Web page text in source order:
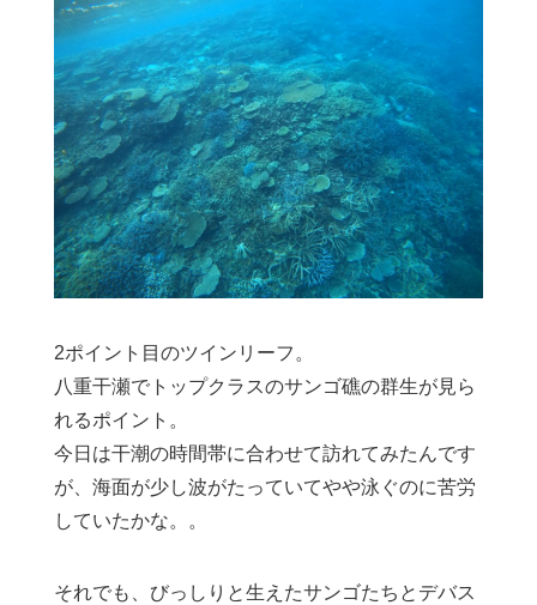
2ポイント目のツインリーフ。
八重干瀬でトップクラスのサンゴ礁の群生が見ら
れるポイント。
今日は干潮の時間帯に合わせて訪れてみたんです
が、海面が少し波がたっていてやや泳ぐのに苦労
していたかな。。
それでも、びっしりと生えたサンゴたちとデバス